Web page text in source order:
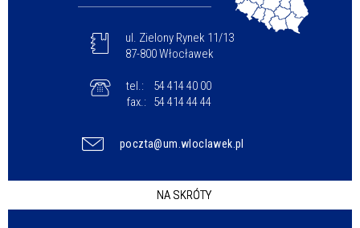
ul. Zielony Rynek 11/13
87-800 Włocławek
tel.:
54 414 40 00
fax.:
54 414 44 44
poczta@um.wloclawek.pl
NA SKRÓTY